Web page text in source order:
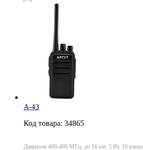
А-43
Код товара: 34865
Диапазон 400-480 МГц; до 16 км, 5 Вт, 16